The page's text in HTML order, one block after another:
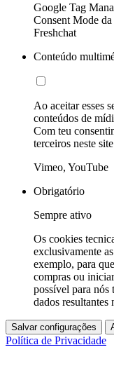
Google Tag
Consent Mode
Freshchat
Conteúdo
Ao aceitar esses
conteúdos de
Com teu
terceiros neste
Vimeo, YouTube
Obrigatório
Sempre ativo
Os cookies
exclusivamente
exemplo, para
compras ou
possível para nós
dados resultantes
Salvar configurações
Política de Privacidade